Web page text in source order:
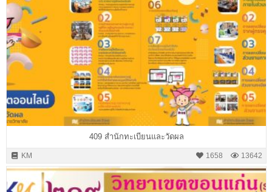
409 สำนักทะเบียนและวัดผล
KM 13642
1658